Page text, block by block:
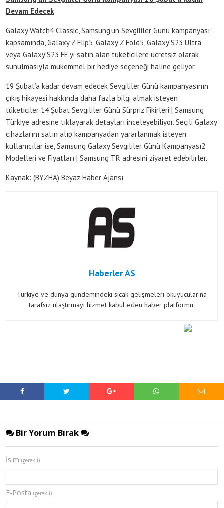
Devam Edecek
Galaxy Watch4 Classic, Samsung’un Sevgililer Günü kampanyası
kapsamında, Galaxy Z Flip5, Galaxy Z Fold5, Galaxy S23 Ultra
veya Galaxy S23 FE’yi satın alan tüketicilere ücretsiz olarak
sunulmasıyla mükemmel bir hediye seçeneği haline geliyor.
19 Şubat’a kadar devam edecek Sevgililer Günü kampanyasının
çıkış hikayesi hakkında daha fazla bilgi almak isteyen
tüketiciler 14 Şubat Sevgililer Günü Sürpriz Fikirleri | Samsung
Türkiye adresine tıklayarak detayları inceleyebiliyor. Seçili Galaxy
cihazlarını satın alıp kampanyadan yararlanmak isteyen
kullanıcılar ise, Samsung Galaxy Sevgililer Günü Kampanyası2
Modelleri ve Fiyatları | Samsung TR adresini ziyaret edebilirler.
Kaynak: (BYZHA) Beyaz Haber Ajansı
Haberler AS
Türkiye ve dünya gündemindeki sıcak gelişmeleri okuyucularına
tarafsız ulaştırmayı hizmet kabul eden haber platformu.
Bir Yorum Bırak
İsim (gerekli)
E-Posta (gerekli)